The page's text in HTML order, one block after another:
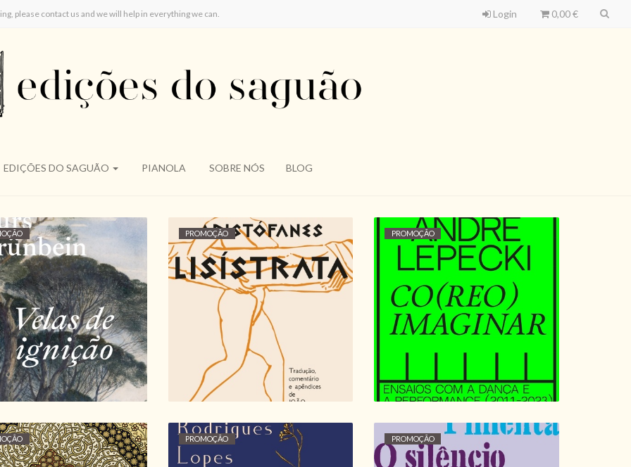
please contact us and we will help in everything we can. Login 0,00 €
EDIÇÕES DO SAGUÃO PIANOLA SOBRE NÓS BLOG
DE IGNIÇÃO,
DURS GRÜNBEIN
15,30 € 17,00 €
PROMOÇÃO
LISÍSTRATA,
ARISTÓFANES
15,30 € 17,00 €
PROMOÇÃO
CO(REO)IMAGINAR,
ANDRÉ LEPECKI
15,30 € 17,00 €
PROMOÇÃO PROMOÇÃO